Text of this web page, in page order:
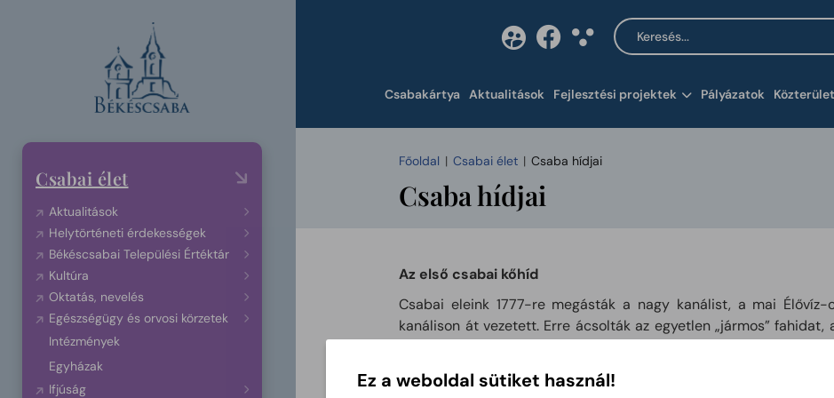
Tartalom megnyitása új
Keresés a tartalomban
Csabakártya Aktualitások Fejlesztési projektek Pályázatok
Csabai élet
Aktualitások
Helytörténeti érdekességek
Békéscsabai Települési Értéktár
Kultúra
Oktatás, nevelés
Egészségügy és orvosi körzetek
Intézmények
Egyházak
Ifjúság
Főoldal Csabai élet Csaba hídjai
Csaba hídjai
Az első csabai kőhíd
Csabai eleink 1777-re megásták a nagy kanálist, a mai
kanálison át vezetett. Erre ácsolták az egyetlen „jármos”
volt a vízen túli átkelésre. A néhányszor valószínűleg felújított híd
Ernő községi mérnök elkészítette a téglaboltozatos, 7,5 méteres
amelyet 1875 évben avattak fel. Mivel még a fahíd idejében
Ez a weboldal sütiket használ!